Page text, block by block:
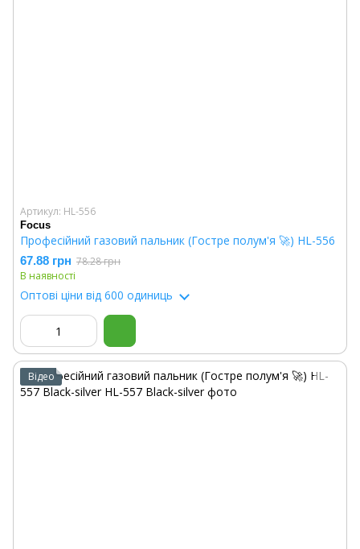
Артикул: HL-556
Focus
Професійний газовий пальник (Гостре полум'я 🚀) HL-556
67.88 грн 78.28 грн
В наявності
Оптові ціни від 600 одиниць
Відео